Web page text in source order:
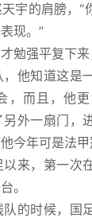
宇的肩膀，“
现。”
勉强平复下
他知道这是
，而且，他
外一扇门，
今年可是法甲
来，第一次
。
的时候，国